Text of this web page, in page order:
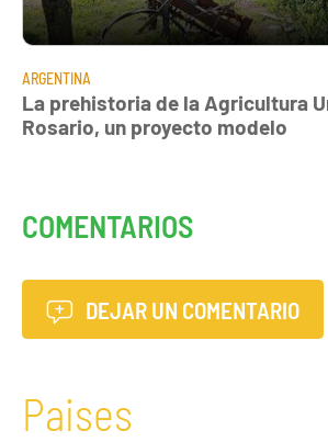
ARGENTINA
La prehistoria de la Agricultura
Rosario, un proyecto modelo
COMENTARIOS
DEJAR UN COMENTARIO
Paises